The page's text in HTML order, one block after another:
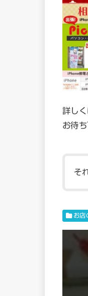
詳し
お待ち
そ
お店